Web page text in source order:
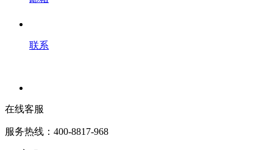
联系
在线客服
服务热线：400-8817-968